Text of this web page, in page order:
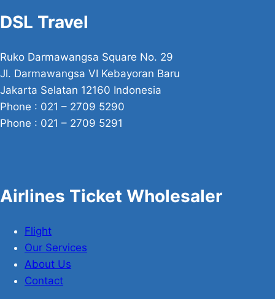
DSL Travel
Ruko Darmawangsa Square No. 29
Jl. Darmawangsa VI Kebayoran Baru
Jakarta Selatan 12160 Indonesia
Phone : 021 – 2709 5290
Phone : 021 – 2709 5291
Airlines Ticket Wholesaler
Flight
Our Services
About Us
Contact